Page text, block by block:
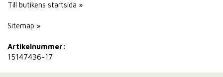
Till butikens startsida »
Sitemap »
Artikelnummer:
15147436-17